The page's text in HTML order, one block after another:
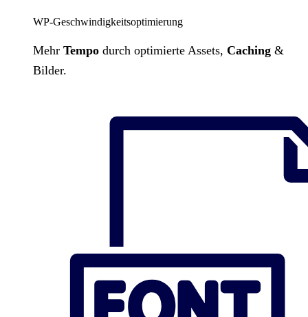
WP-Geschwindigkeitsoptimierung
Mehr Tempo durch optimierte Assets, Caching &
Bilder.